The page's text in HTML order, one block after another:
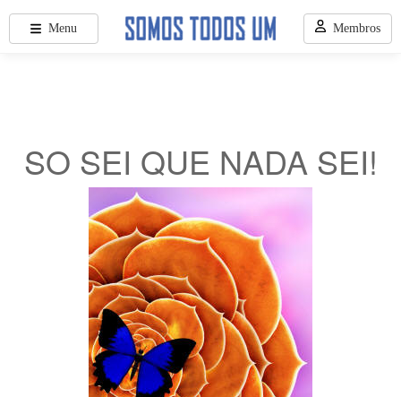
SO SEI QUE NADA SEI!
Menu Membros